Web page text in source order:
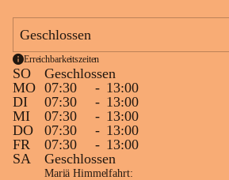
Geschlossen
Erreichbarkeitszeiten
SO
Geschlossen
MO 07:30 - 13:00
DI
07:30 - 13:00
MI
07:30 - 13:00
DO
07:30 - 13:00
FR
07:30 - 13:00
SA
Geschlossen
Mariä Himmelfahrt: